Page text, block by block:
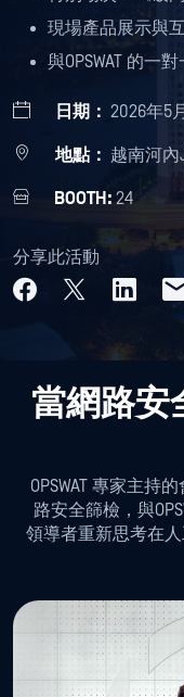
現場產品展示與
與OPSWAT 的一
日期： 2026年5
地點： 越南河內
BOOTH: 24
分享此活動
當網路安
OPSWAT 專家主持
路安全篩檢，與
領導者重新思考在